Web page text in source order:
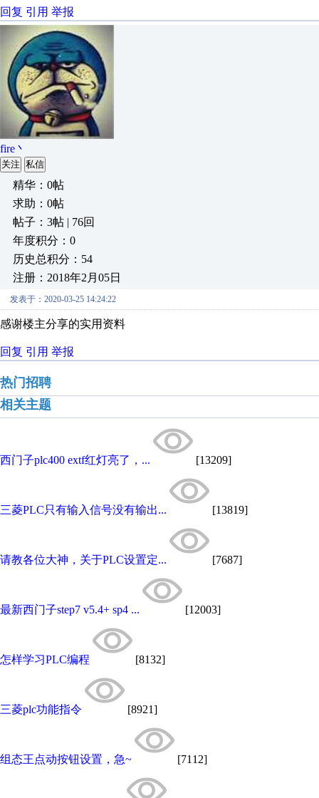
回复 引用 举报
fire丶
关注 私信
精华：0帖
求助：0帖
帖子：3帖 | 76回
年度积分：0
历史总积分：54
注册：2018年2月05日
发表于：2020-03-25 14:24:22
感谢楼主分享的实用资料
回复 引用 举报
热门招聘
相关主题
西门子plc400 extf红灯亮了，... [13209]
三菱PLC只有输入信号没有输出... [13819]
请教各位大神，关于PLC设置定... [7687]
最新西门子step7 v5.4+ sp4 ... [12003]
怎样学习PLC编程 [8132]
三菱plc功能指令 [8921]
组态王点动按钮设置，急~ [7112]